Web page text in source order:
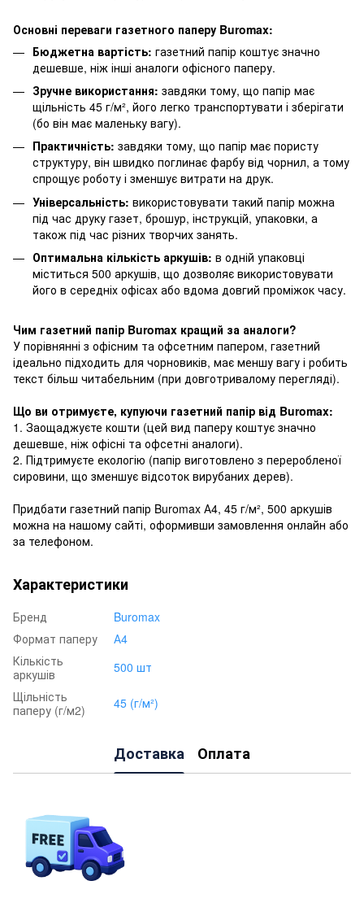
Основні переваги газетного паперу Buromax:
Бюджетна вартість: газетний папір коштує значно
дешевше, ніж інші аналоги офісного паперу.
Зручне використання: завдяки тому, що папір має
щільність 45 г/м², його легко транспортувати і зберігати
(бо він має маленьку вагу).
Практичність: завдяки тому, що папір має пористу
структуру, він швидко поглинає фарбу від чорнил, а тому
спрощує роботу і зменшує витрати на друк.
Універсальність: використовувати такий папір можна
під час друку газет, брошур, інструкцій, упаковки, а
також під час різних творчих занять.
Оптимальна кількість аркушів: в одній упаковці
міститься 500 аркушів, що дозволяє використовувати
його в середніх офісах або вдома довгий проміжок часу.
Чим газетний папір Buromax кращий за аналоги?
У порівнянні з офісним та офсетним папером, газетний
ідеально підходить для чорновиків, має меншу вагу і робить
текст більш читабельним (при довготривалому перегляді).
Що ви отримуєте, купуючи газетний папір від Buromax:
1. Заощаджуєте кошти (цей вид паперу коштує значно
дешевше, ніж офісні та офсетні аналоги).
2. Підтримуєте екологію (папір виготовлено з переробленої
сировини, що зменшує відсоток вирубаних дерев).
Придбати газетний папір Buromax А4, 45 г/м², 500 аркушів
можна на нашому сайті, оформивши замовлення онлайн або
за телефоном.
Характеристики
Бренд
Buromax
Формат паперу
А4
Кількість
аркушів
500 шт
Щільність
паперу (г/м2)
45 (г/м²)
Доставка Оплата